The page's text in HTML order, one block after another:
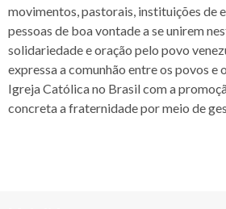
movimentos, pastorais, instituições de
pessoas de boa vontade a se unirem
solidariedade e oração pelo povo
expressa a comunhão entre os povos e
Igreja Católica no Brasil com a
concreta a fraternidade por meio de